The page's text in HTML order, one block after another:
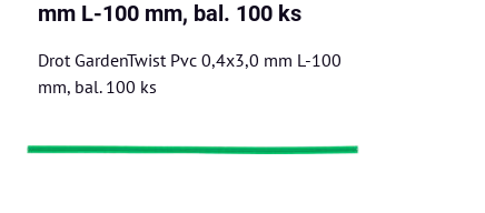
mm L-100 mm, bal. 100 ks
Drot GardenTwist Pvc 0,4x3,0 mm L-100
mm, bal. 100 ks